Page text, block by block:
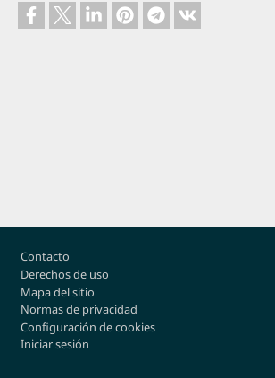
Footer
Contacto
Derechos de uso
Mapa del sitio
Normas de privacidad
Configuración de cookies
Iniciar sesión